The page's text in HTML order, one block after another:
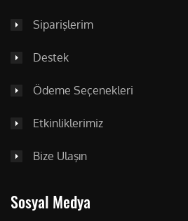
Siparişlerim
Destek
Ödeme Seçenekleri
Etkinliklerimiz
Bize Ulaşın
Sosyal Medya